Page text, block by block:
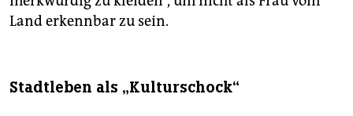
Land erkennbar zu sein.
Stadtleben als „Kulturschock“